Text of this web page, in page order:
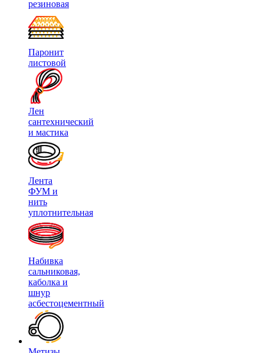
резиновая
Паронит
листовой
Лен
сантехнический
и мастика
Лента
ФУМ и
нить
уплотнительная
Набивка
сальниковая,
каболка и
шнур
асбестоцементный